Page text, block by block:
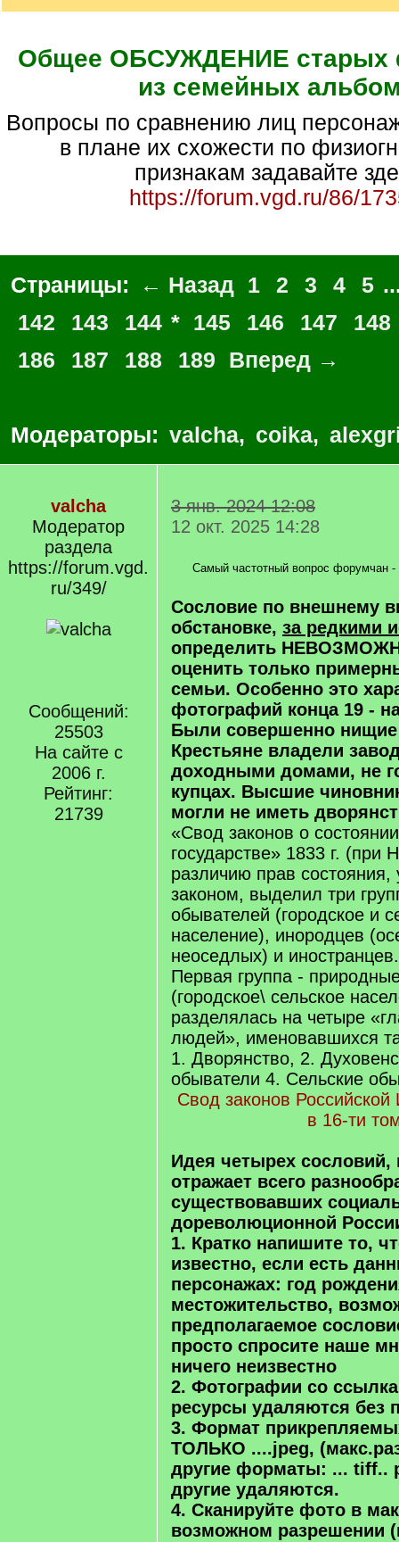
Общее ОБСУЖДЕНИЕ старых
из семейных
Вопросы по сравнению лиц персонажей фотографий
в плане их схожести по
признакам задавайте
https://forum.vgd.ru/86/
Страницы: ← Назад 1 2 3 4 5
142
143 144 * 145 146 147 148
186
187 188 189 Вперед →
Модераторы: valcha, coika,
valcha
Модератор
раздела
https://forum.vgd.
ru/349/
Сообщений:
25503
На сайте с
2006 г.
Рейтинг:
21739
3 янв. 2024 12:08
12 окт. 2025 14:28
Самый частотный вопрос
Сословие по внешнему
обстановке, за редкими
определить
оценить только
семьи. Особенно это
фотографий конца 19 -
Были совершенно
Крестьяне владели
доходными домами, не
купцах. Высшие
могли не иметь
«Свод законов о
государстве» 1833 г. (при
различию прав состояния,
законом, выделил три
обывателей (городское и
население), инородцев
неоседлых) и иностранцев.
Первая группа -
(городское\ сельское
разделялась на четыре
людей», именовавшихся
1. Дворянство, 2.
обыватели 4. Сельские
Свод законов
в 16-ти
Идея четырех сословий,
отражает всего
существовавших
дореволюционной
1. Кратко напишите то,
известно, если есть
персонажах: год
местожительство,
предполагаемое
просто спросите наше
ничего неизвестно
2. Фотографии со
ресурсы удаляются без
3. Формат
ТОЛЬКО ....jpeg, (
другие форматы: ... tiff..
другие удаляются.
4. Сканируйте фото в
возможном разрешении (